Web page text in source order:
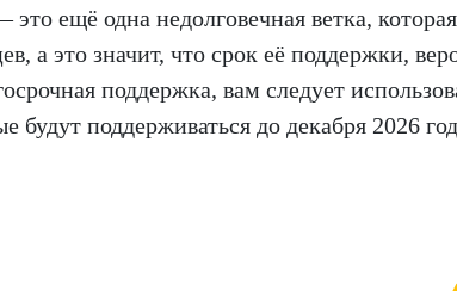
ещё одна недолговечная ветка,
а это значит, что срок её поддержки,
поддержка, вам следует
будут поддерживаться до декабря 2026